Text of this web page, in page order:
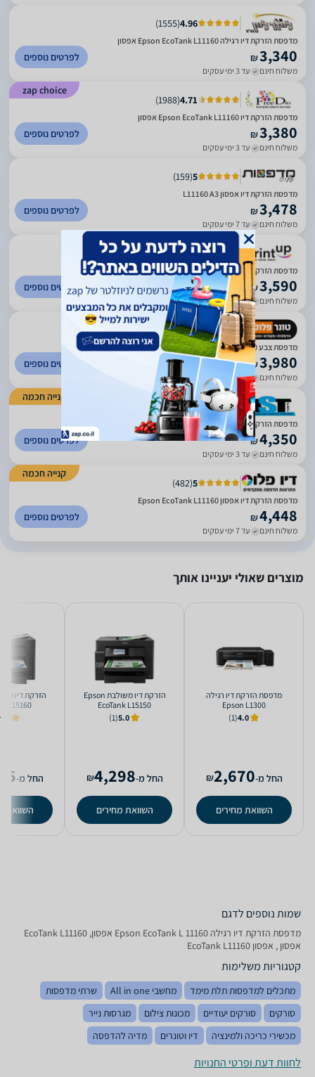
4.96
(
1555
)
מדפסת ‏הזרקת דיו ‏רגילה Epson EcoTank L11160 אפסון
₪3,340
משלוח חינם עד 3 ימי עסקים
לפרטים נוספים
zap choice
4.71
(
1988
)
מדפסת ‏הזרקת דיו Epson EcoTank L11160 אפסון
₪3,380
משלוח חינם עד 3 ימי עסקים
לפרטים נוספים
5
(
159
)
מדפסת הזרקת דיו אפסון L11160 A3
₪3,478
משלוח חינם עד 7 ימי עסקים
לפרטים נוספים
5
(
26
מדפסת הזרקת דיו צבעונית Epson EcoTank Business+‎ L11160
₪3,590
משלוח חינם עד 3 ימי עסקים
לפרטים נוספים
5
(
129
)
מדפסת צבע Epson ecotank L11160
₪3,980
משלוח חינם עד 3 ימי עסקים
לפרטים נוספים
קנייה חכמה
5
(
211
)
מדפסת הזרקת דיו Epson EcoTank L11160
₪4,350
משלוח חינם עד 3 ימי עסקים
לפרטים נוספים
קנייה חכמה
5
(
482
)
מדפסת הזרקת דיו אפסון Epson EcoTank L11160
₪4,448
משלוח חינם עד 7 ימי עסקים
לפרטים נוספים
מוצרים שאולי יעניינו אותך
‏מדפסת הזרקת דיו ‏רגילה
Epson L1300
4.0
(1)
החל מ-2,670
₪
השוואת מחירים
‏הזרקת דיו ‏משולבת Epson
EcoTank L15150
5.0
(1)
החל מ-4,298
₪
השוואת מחירים
L15160
החל מ-
השוואת
שמות נוספים לדגם
‏מדפסת הזרקת דיו ‏רגילה Epson EcoTank L 11160 אפסון, EcoTank L11160
אפסון , אפסון EcoTank L11160
קטגוריות משלימות
מתכלים למדפסות תלת מימד מחשבי All in one
שרתי מדפסות
סורקים
סורקים יעודיים מכונות צילום
מגרסות נייר
מכשירי כריכה ולמינציה
דיו וטונרים מדיה להדפסה
לחוות דעת ופרטי החנויות